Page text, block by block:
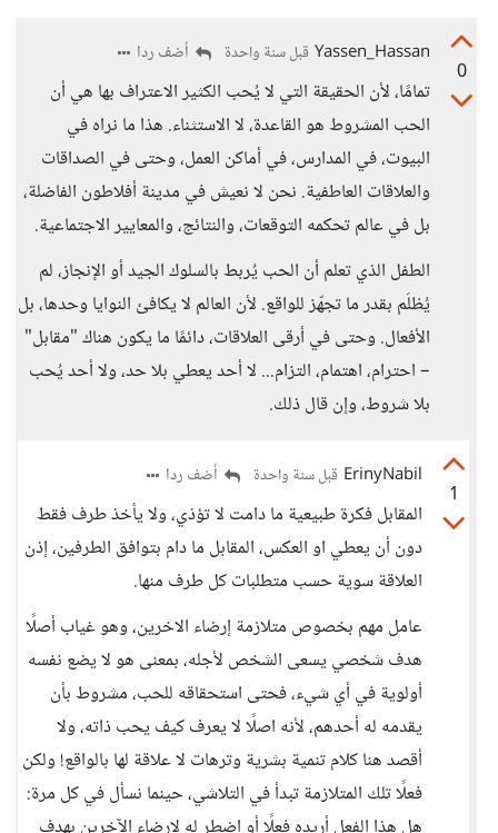
0
Yassen_Hassan قبل سنة واحدة أضف ردا
تمامًا، لأن الحقيقة التي لا يُحب الكثير الاعتراف بها هي أن
الحب المشروط هو القاعدة، لا الاستثناء. هذا ما نراه في
البيوت، في المدارس، في أماكن العمل، وحتى في الصداقات
والعلاقات العاطفية. نحن لا نعيش في مدينة أفلاطون الفاضلة،
بل في عالم تحكمه التوقعات، والنتائج، والمعايير الاجتماعية.
الطفل الذي تعلم أن الحب يُربط بالسلوك الجيد أو الإنجاز، لم
يُظلَم بقدر ما تجهّز للواقع. لأن العالم لا يكافئ النوايا وحدها، بل
الأفعال. وحتى في أرقى العلاقات، دائمًا ما يكون هناك "مقابل"
– احترام، اهتمام، التزام... لا أحد يعطي بلا حد، ولا أحد يُحب
بلا شروط، وإن قال ذلك.
1
ErinyNabil قبل سنة واحدة أضف ردا
المقابل فكرة طبيعية ما دامت لا تؤذي، ولا يأخذ طرف فقط
دون أن يعطي او العكس، المقابل ما دام بتوافق الطرفين، إذن
العلاقة سوية حسب متطلبات كل طرف منها.
عامل مهم بخصوص متلازمة إرضاء الاخرين، وهو غياب أصلًا
هدف شخصي يسعى الشخص لأجله، بمعنى هو لا يضع نفسه
أولوية في أي شيء، فحتى استحقاقه للحب، مشروط بأن
يقدمه له أحدهم، لأنه اصلًا لا يعرف كيف يحب ذاته، ولا
أقصد هنا كلام تنمية بشرية وترهات لا علاقة لها بالواقع! ولكن
فعلًا تلك المتلازمة تبدأ في التلاشي، حينما نسأل في كل مرة: